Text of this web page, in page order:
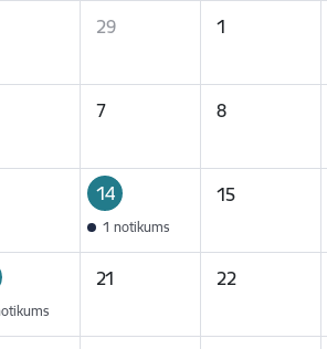
29 1
7 8
14
1 notikums
15
21 22